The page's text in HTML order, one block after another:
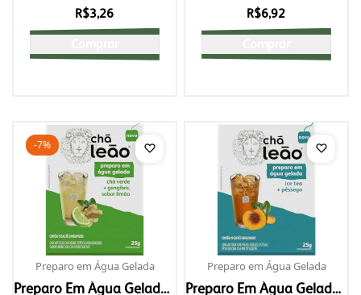
R$3,26
R$6,92
Preparo em Água Gelada
Preparo Em Água Gelada -
-7%
Preparo em Água Gelada
Preparo Em Água Gelada -